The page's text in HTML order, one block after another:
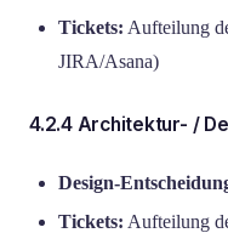
Tickets: Aufteilung
JIRA/Asana)
4.2.4 Architektur- /
Design-
Tickets: Aufteilung